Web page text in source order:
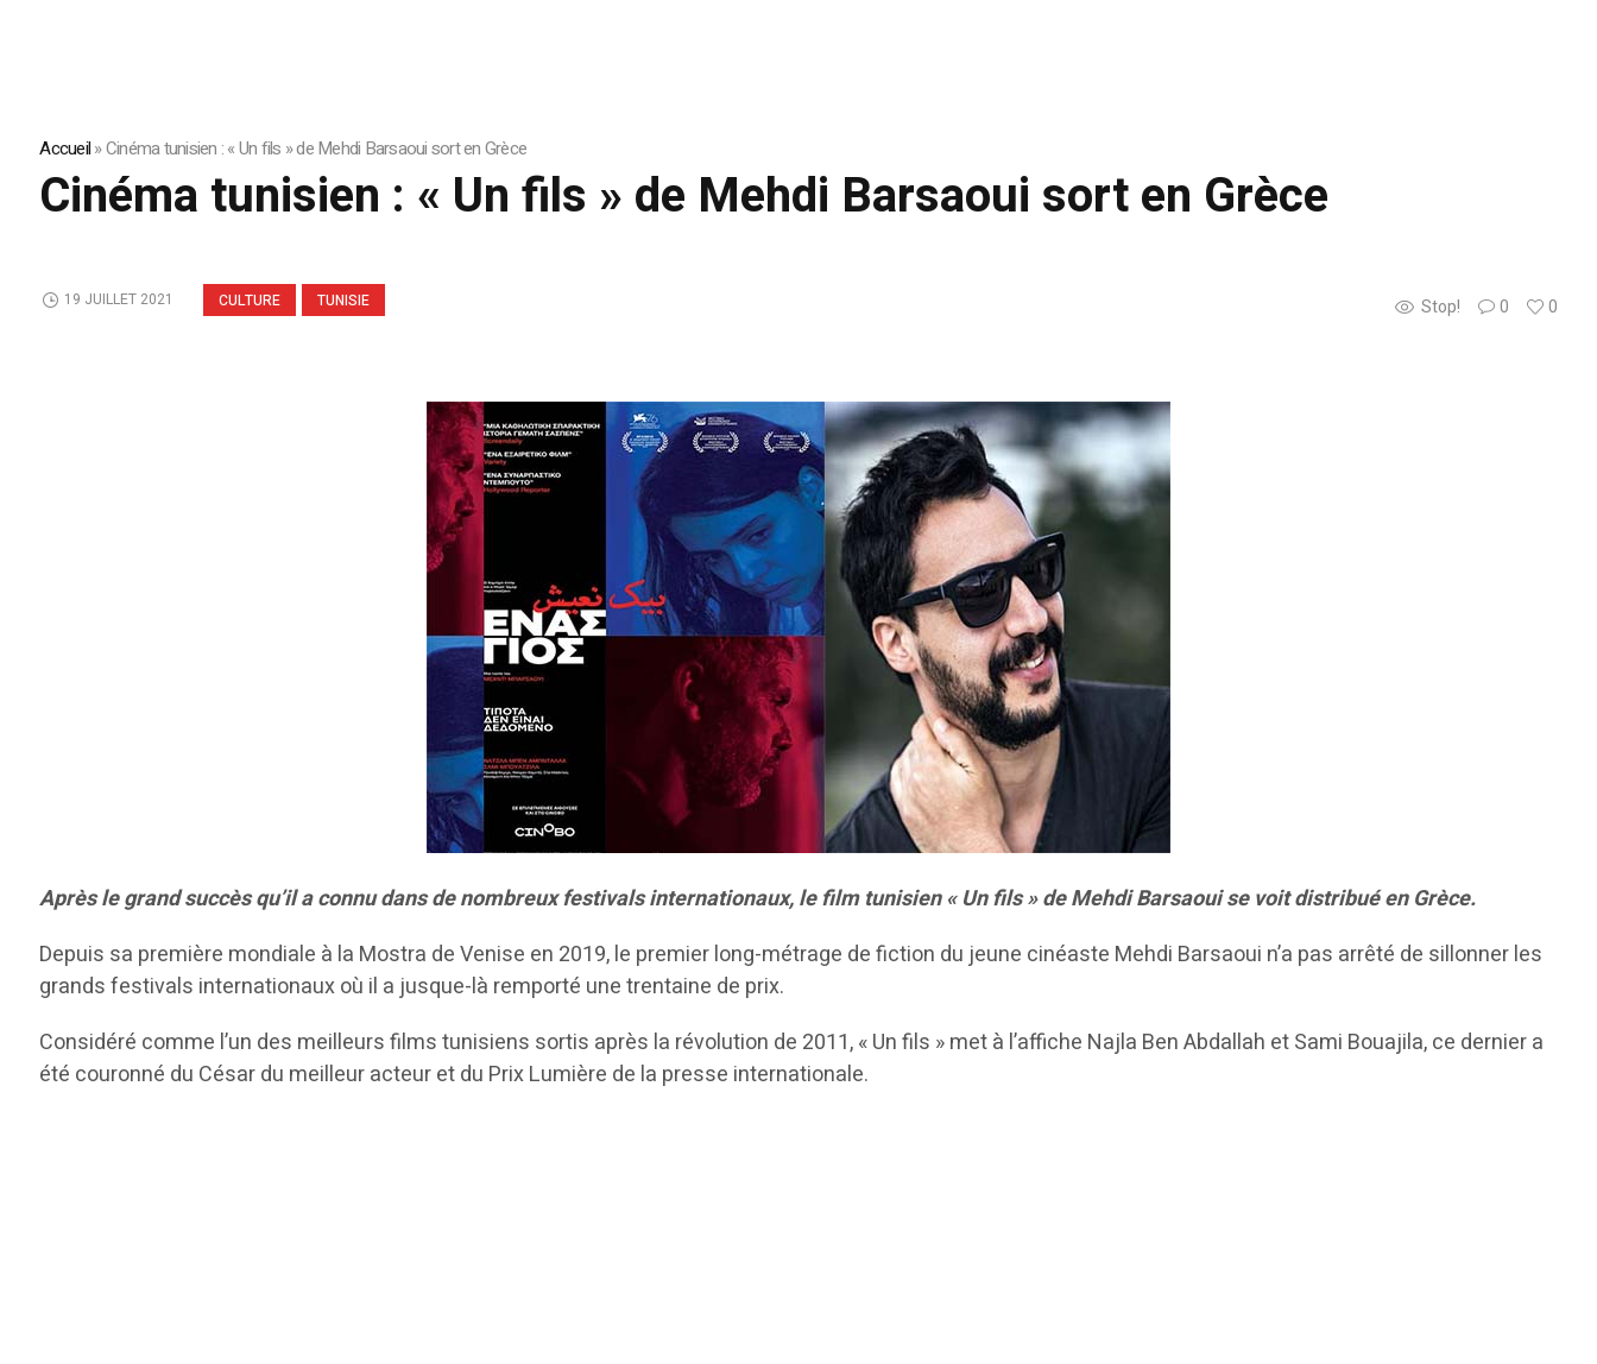
Accueil»Cinéma tunisien : « Un fils » de Mehdi Barsaoui sort en Grèce
Cinéma tunisien : « Un fils » de Mehdi Barsaoui sort en Grèce
CULTURE TUNISIE Stop! 0 0
19 JUILLET 2021
Après le grand succès qu’il a connu dans de nombreux festivals internationaux, le film tunisien « Un fils » de Mehdi Barsaoui se voit distribué en Grèce.
Depuis sa première mondiale à la Mostra de Venise en 2019, le premier long-métrage de fiction du jeune cinéaste Mehdi Barsaoui n’a pas arrêté de sillonner les
grands festivals internationaux où il a jusque-là remporté une trentaine de prix.
Considéré comme l’un des meilleurs films tunisiens sortis après la révolution de 2011, « Un fils » met à l’affiche Najla Ben Abdallah et Sami Bouajila, ce dernier a
été couronné du César du meilleur acteur et du Prix Lumière de la presse internationale.